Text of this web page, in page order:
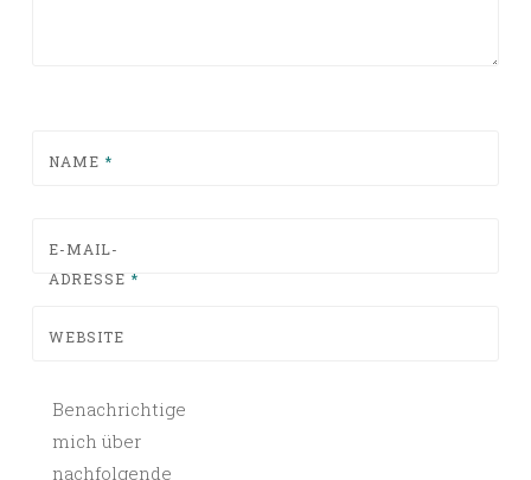
NAME *
E-MAIL-
ADRESSE *
WEBSITE
Benachrichtige
mich über
nachfolgende